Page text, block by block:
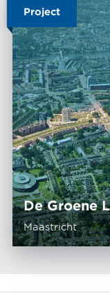
Project
De Groene
Maastricht